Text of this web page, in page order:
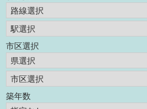
市区選択
築年数